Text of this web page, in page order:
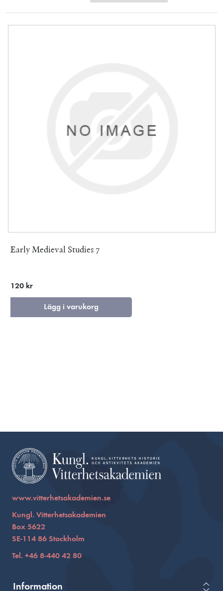
Early Medieval Studies 7
120 kr
Lägg i varukorg
www.vitterhetsakademien.se
Kungl. Vitterhetsakademien
Box 5622
SE-114 86 Stockholm
Tel. +46 8-440 42 80
Information